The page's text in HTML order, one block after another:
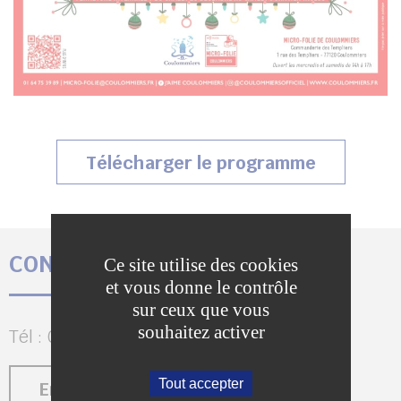
Télécharger le programme
CONTACTEZ LA MICRO-FOLIE
Tél : 01 64 75 39 89
Envoyer un message
Ce site utilise des cookies
et vous donne le contrôle
sur ceux que vous
souhaitez activer
Tout accepter